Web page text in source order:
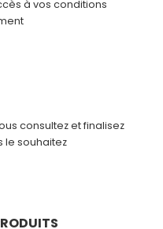
à vos conditions
consultez et finalisez
le souhaitez